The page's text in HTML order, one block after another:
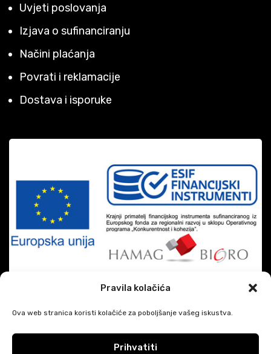
Pravila kolačića
Ova web stranica koristi kolačiće za poboljšanje vašeg iskustva.
Prihvatiti
Uvjeti poslovanja
Izjava o sufinanciranju
Načini plaćanja
Povrati i reklamacije
Dostava i isporuke